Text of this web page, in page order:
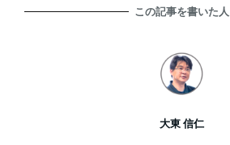
この記事を書いた人
大東 信仁